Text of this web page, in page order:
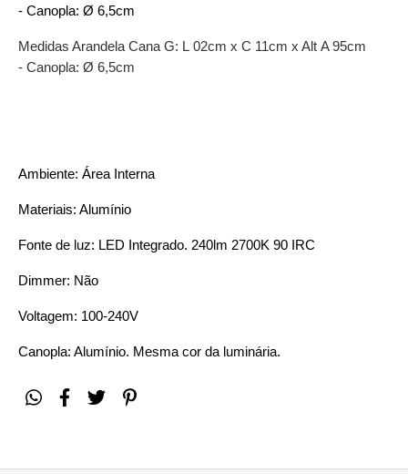
- Canopla: Ø 6,5cm
Medidas Arandela Cana G: L 02cm x C 11cm x Alt A 95cm
- Canopla: Ø 6,5cm
Ambiente: Área Interna
Materiais: Alumínio
Fonte de luz: LED Integrado. 240lm 2700K 90 IRC
Dimmer: Não
Voltagem: 100-240V
Canopla: Alumínio. Mesma cor da luminária.